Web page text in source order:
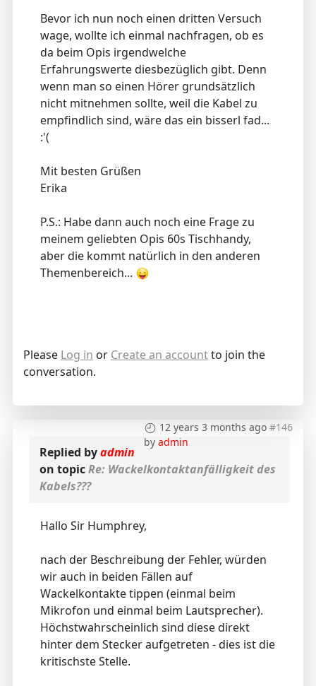
Bevor ich nun noch einen dritten Versuch
wage, wollte ich einmal nachfragen, ob es
da beim Opis irgendwelche
Erfahrungswerte diesbezüglich gibt. Denn
wenn man so einen Hörer grundsätzlich
nicht mitnehmen sollte, weil die Kabel zu
empfindlich sind, wäre das ein bisserl fad...
:'(
Mit besten Grüßen
Erika
P.S.: Habe dann auch noch eine Frage zu
meinem geliebten Opis 60s Tischhandy,
aber die kommt natürlich in den anderen
Themenbereich...
Please Log in or Create an accountto join the
conversation.
12 years 3 months ago #146
byadmin
Replied byadmin
on topicRe: Wackelkontaktanfälligkeit des
Kabels???
Hallo Sir Humphrey,
nach der Beschreibung der Fehler, würden
wir auch in beiden Fällen auf
Wackelkontakte tippen (einmal beim
Mikrofon und einmal beim Lautsprecher).
Höchstwahrscheinlich sind diese direkt
hinter dem Stecker aufgetreten - dies ist die
kritischste Stelle.